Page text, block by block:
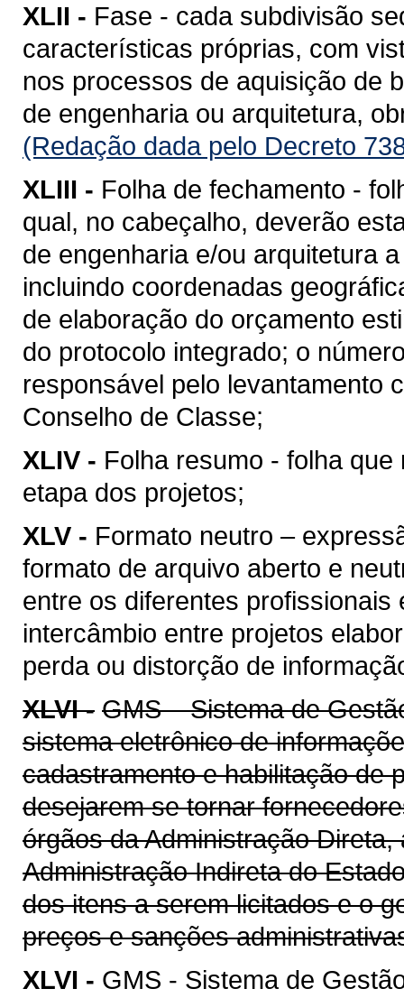
XLII - Fase - cada subdivisão
características próprias, com
nos processos de aquisição de
de engenharia ou arquitetura,
(Redação dada pelo Decreto
XLIII - Folha de fechamento -
qual, no cabeçalho, deverão
de engenharia e/ou arquitetura
incluindo coordenadas
de elaboração do orçamento
do protocolo integrado; o
responsável pelo levantamento
Conselho de Classe;
XLIV - Folha resumo - folha
etapa dos projetos;
XLV - Formato neutro –
formato de arquivo aberto e
entre os diferentes
intercâmbio entre projetos
perda ou distorção de
XLVI - GMS – Sistema de
sistema eletrônico de
cadastramento e habilitação de
desejarem se tornar
órgãos da Administração
Administração Indireta do
dos itens a serem licitados e o
preços e sanções
XLVI - GMS - Sistema de